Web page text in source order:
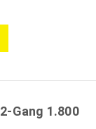
Gang 1.800